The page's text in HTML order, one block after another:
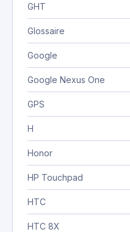
GHT
Glossaire
Google
Google Nexus One
GPS
H
Honor
HP Touchpad
HTC
HTC 8X